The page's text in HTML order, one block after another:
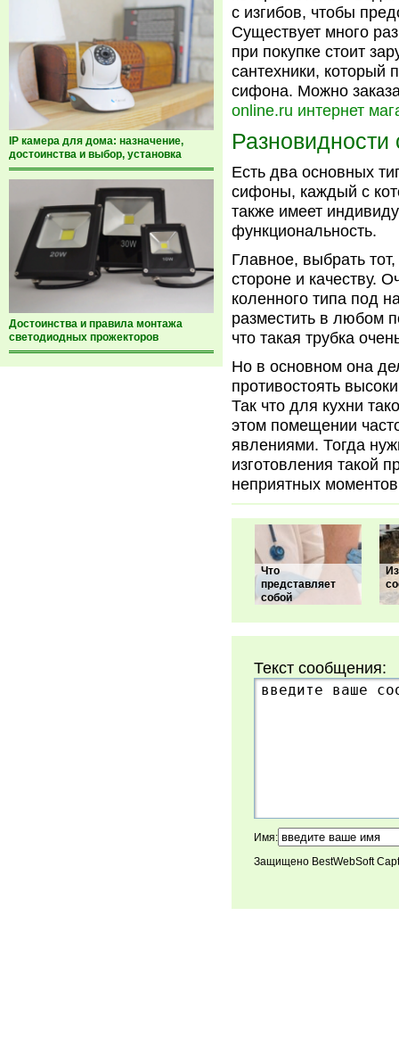
IP камера для дома: назначение,
достоинства и выбор, установка
Достоинства и правила монтажа
светодиодных прожекторов
с изгибов, чтобы
Существует много
при покупке стоит
сантехники, который
сифона. Можно
online.ru интернет
Есть два основных
сифоны, каждый с
также имеет
функциональность.
Главное, выбрать
стороне и качеству.
коленного типа под
разместить в любом
что такая трубка
Но в основном она
противостоять
Так что для кухни
этом помещении
явлениями. Тогда
изготовления такой
неприятных
Что
представляет
собой
Текст сообщения:
Имя:
Защищено BestWebSoft